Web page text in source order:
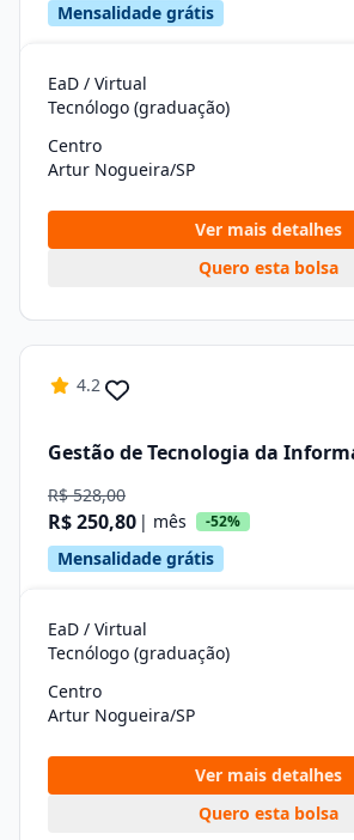
Mensalidade grátis
EaD / Virtual
Tecnólogo (graduação)
Centro
Artur Nogueira/SP
Ver mais detalhes
Quero esta bolsa
4.2
Gestão de Tecnologia da
R$ 528,00
R$ 250,80 | mês -52%
Mensalidade grátis
EaD / Virtual
Tecnólogo (graduação)
Centro
Artur Nogueira/SP
Ver mais detalhes
Quero esta bolsa